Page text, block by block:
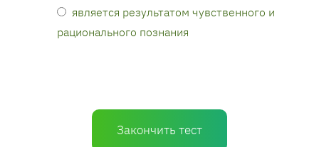
является результатом чувственного и
рационального познания
Закончить тест